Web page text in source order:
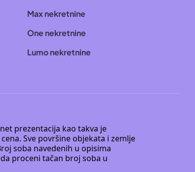
prezentacija kao takva je
Sve površine objekata i zemlje
soba navedenih u opisima
proceni tačan broj soba u
Max nekretnine
One nekretnine
Lumo nekretnine